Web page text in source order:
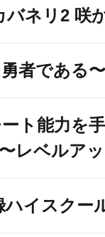
バネリ2 咲
者である
ト能力を
レベルア
ハイスクー